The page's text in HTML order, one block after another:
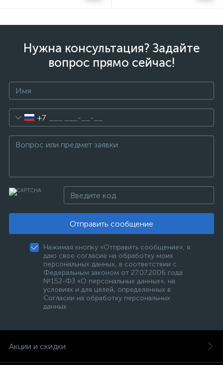
Нужна консультация? Задайте
вопрос прямо сейчас!
+7
Отправить сообщение
Нажимая кнопку «Отправить сообщение», я
даю свое согласие на обработку моих
персональных данных, в соответствии с
Федеральным законом от 27.07.2006 года
№152-ФЗ «О персональных данных», на
условиях и для целей, определенных в
Согласии на обработку персональных
данных
Акции и скидки